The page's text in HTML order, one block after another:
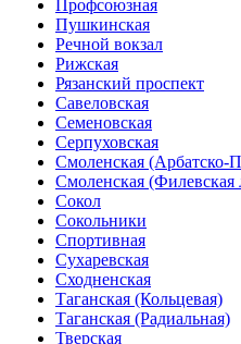
Профсоюзная
Пушкинская
Речной вокзал
Рижская
Рязанский проспект
Савеловская
Семеновская
Серпуховская
Смоленская (Арбатско-
Смоленская (Филевская
Сокол
Сокольники
Спортивная
Сухаревская
Сходненская
Таганская (Кольцевая)
Таганская (Радиальная)
Тверская